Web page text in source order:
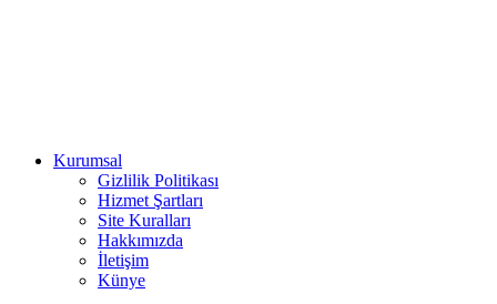
Kurumsal
Gizlilik Politikası
Hizmet Şartları
Site Kuralları
Hakkımızda
İletişim
Künye